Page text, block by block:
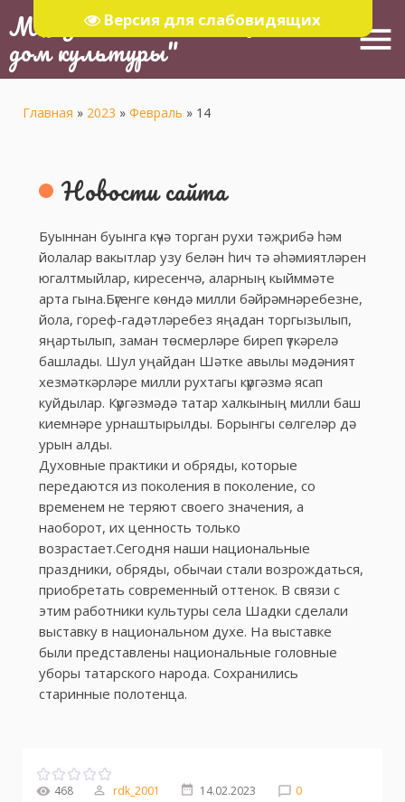
Версия для слабовидящих
МБУ "Тюлячинский Районный
дом культуры" menu
Главная » 2023 » Февраль » 14
Новости сайта
Буыннан буынга күчә торган рухи тәҗрибә һәм
йолалар вакытлар узу белән һич тә әһәмиятләрен
югалтмыйлар, киресенчә, аларның кыйммәте
арта гына.Бүгенге көндә милли бәйрәмнәребезне,
йола, гореф-гадәтләребез яңадан торгызылып,
яңартылып, заман төсмерләре биреп үткәрелә
башлады. Шул уңайдан Шәтке авылы мәдәният
хезмәткәрләре милли рухтагы күргәзмә ясап
куйдылар. Күргәзмәдә татар халкының милли баш
киемнәре урнаштырылды. Борынгы сөлгеләр дә
урын алды.
Духовные практики и обряды, которые
передаются из поколения в поколение, со
временем не теряют своего значения, а
наоборот, их ценность только
возрастает.Сегодня наши национальные
праздники, обряды, обычаи стали возрождаться,
приобретать современный оттенок. В связи с
этим работники культуры села Шадки сделали
выставку в национальном духе. На выставке
были представлены национальные головные
уборы татарского народа. Сохранились
старинные полотенца.
468 rdk_2001 14.02.2023 0